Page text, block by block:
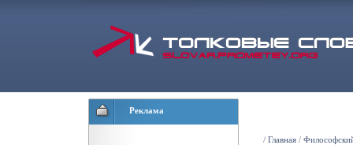
Реклама
/ Главная /